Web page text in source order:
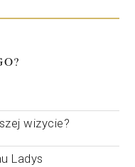
wizycie?
Ladys